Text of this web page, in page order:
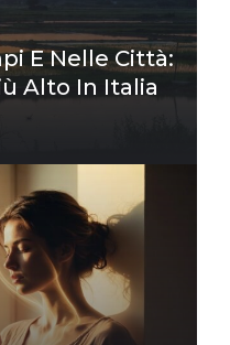
E Nelle Città:
Alto In Italia